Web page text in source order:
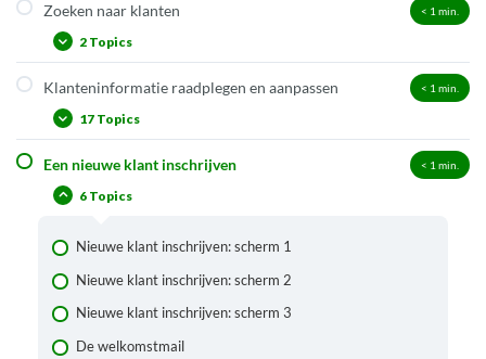
Zoeken naar klanten < 1 min.
2 Topics
Klant opzoeken via klantgegevens
Een andere klant opzoeken vanuit het klantendetailscherm
Klanteninformatie raadplegen en aanpassen < 1 min.
17 Topics
Klanteninformatie raadplegen
Klanteninformatie wijzigen
Een nieuwe klant inschrijven < 1 min.
6 Topics
Nieuwe klant inschrijven: scherm 1
Nieuwe klant inschrijven: scherm 2
Nieuwe klant inschrijven: scherm 3
De welkomstmail